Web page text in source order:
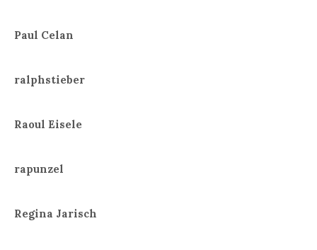
Paul Celan
ralphstieber
Raoul Eisele
rapunzel
Regina Jarisch